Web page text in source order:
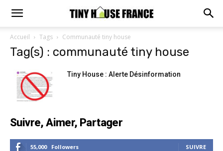
Accueil Tags Communauté tiny house
Tag(s) : communauté tiny house
Tiny House : Alerte Désinformation
Suivre, Aimer, Partager
55,000 Followers SUIVRE